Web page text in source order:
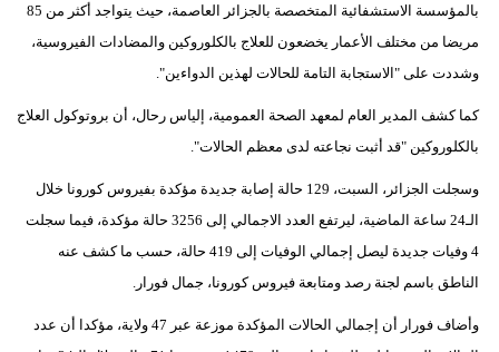
بالمؤسسة الاستشفائية المتخصصة بالجزائر العاصمة، حيث يتواجد أكثر من 85
مريضا من مختلف الأعمار يخضعون للعلاج بالكلوروكين والمضادات الفيروسية،
وشددت على "الاستجابة التامة للحالات لهذين الدواءين".
كما كشف المدير العام لمعهد الصحة العمومية، إلياس رحال، أن بروتوكول العلاج
بالكلوروكين "قد أثبت نجاعته لدى معظم الحالات".
وسجلت الجزائر، السبت، 129 حالة إصابة جديدة مؤكدة بفيروس كورونا خلال
الـ24 ساعة الماضية، ليرتفع العدد الاجمالي إلى 3256 حالة مؤكدة، فيما سجلت
4 وفيات جديدة ليصل إجمالي الوفيات إلى 419 حالة، حسب ما كشف عنه
الناطق باسم لجنة رصد ومتابعة فيروس كورونا، جمال فورار.
وأضاف فورار أن إجمالي الحالات المؤكدة موزعة عبر 47 ولاية، مؤكدا أن عدد